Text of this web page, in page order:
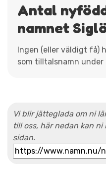
Antal
namnet
Ingen (eller väldigt få)
som tilltalsnamn under
Vi blir jätteglada om ni
till oss, här nedan kan
sidan.